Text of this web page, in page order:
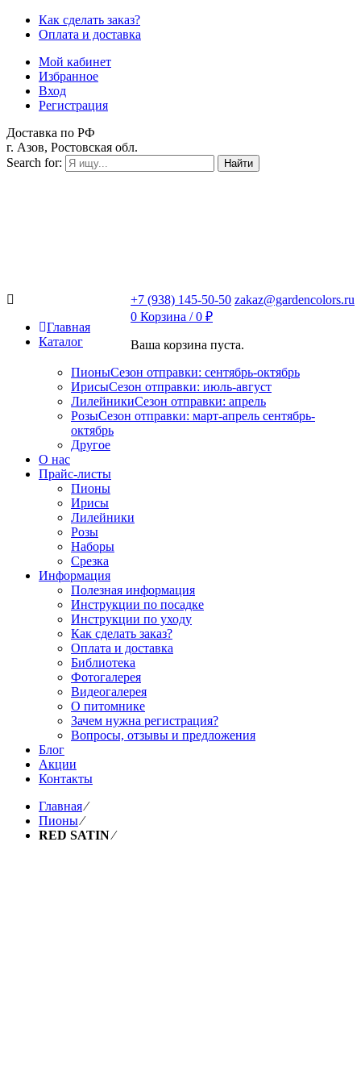
Как сделать заказ?
Оплата и доставка
Мой кабинет
Избранное
Вход
Регистрация
Доставка по РФ
г. Азов, Ростовская обл.
Search for:
Найти
+7 (938) 145-50-50 zakaz@gardencolors.ru
0 Корзина /0 ₽
Ваша корзина пуста.
Главная
Каталог
ПионыСезон отправки: сентябрь-октябрь
ИрисыСезон отправки: июль-август
ЛилейникиСезон отправки: апрель
РозыСезон отправки: март-апрель сентябрь-
октябрь
Другое
О нас
Прайс-листы
Пионы
Ирисы
Лилейники
Розы
Наборы
Срезка
Информация
Полезная информация
Инструкции по посадке
Инструкции по уходу
Как сделать заказ?
Оплата и доставка
Библиотека
Фотогалерея
Видеогалерея
О питомнике
Зачем нужна регистрация?
Вопросы, отзывы и предложения
Блог
Акции
Контакты
Главная⁄
Пионы⁄
RED SATIN⁄